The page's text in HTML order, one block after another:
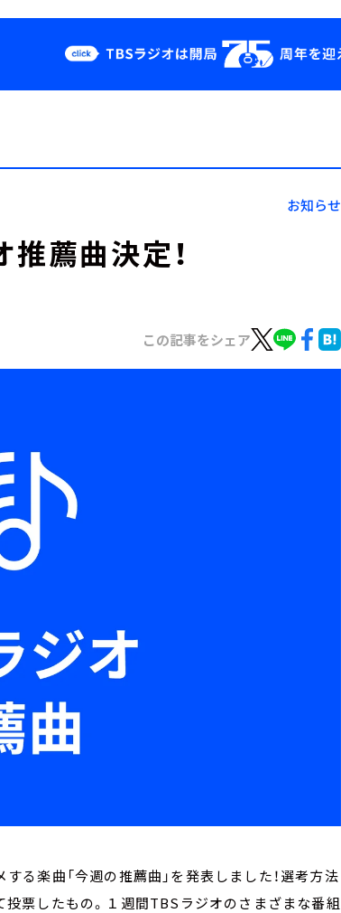
YouTube
お知らせ
薦曲決定！
この記事をシェア
る楽曲「今週の推薦曲」を発表しました！選考方法
票したもの。１週間TBSラジオのさまざまな番組